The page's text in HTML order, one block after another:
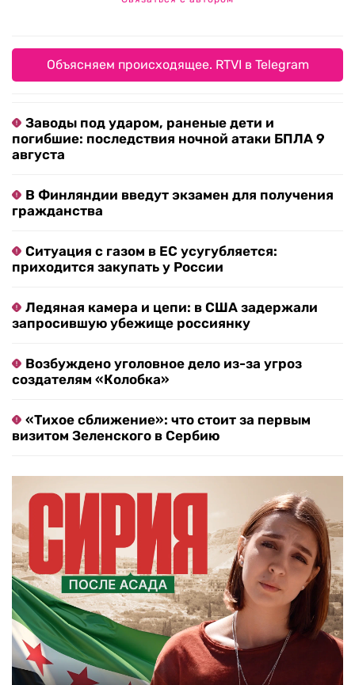
Объясняем происходящее. RTVI в Telegram
Заводы под ударом, раненые дети и
погибшие: последствия ночной атаки БПЛА 9
августа
В Финляндии введут экзамен для получения
гражданства
Ситуация с газом в ЕС усугубляется:
приходится закупать у России
Ледяная камера и цепи: в США задержали
запросившую убежище россиянку
Возбуждено уголовное дело из-за угроз
создателям «Колобка»
«Тихое сближение»: что стоит за первым
визитом Зеленского в Сербию